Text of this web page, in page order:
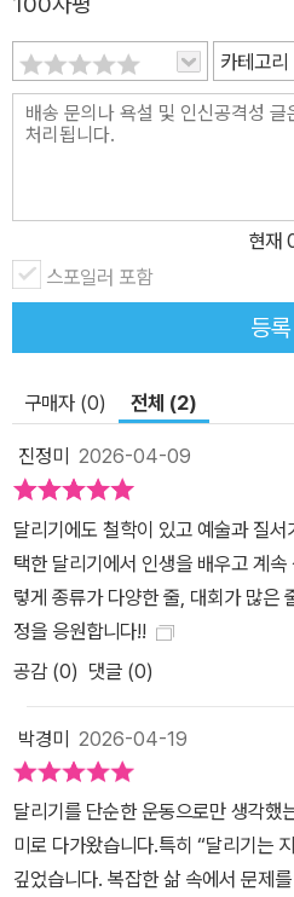
무언가를 새로 시작하려는 사람이나
사람에게 실질적인 위로를 건넨다.
언젠가 사라질지도 모른다는 가정을
쓰고 움직이며 끝내 앞으로 나아가는 법
음은 언제나 뜨거움으로 온다면서,
수 없게 되는 날이 오더라도 오늘은
걸음이 어쩌면 우리를 다시 살아가게
카테고리
현재
스포일러 포함
등록
구매자 (0) 전체 (2)
진정미 2026-04-09
달리기에도 철학이 있고 예술과 질
택한 달리기에서 인생을 배우고 계
렇게 종류가 다양한 줄, 대회가 많은
정을 응원합니다!!
공감 (0) 댓글 (0)
박경미 2026-04-19
달리기를 단순한 운동으로만 생각했
미로 다가왔습니다.특히 “달리기는
깊었습니다. 복잡한 삶 속에서 문제